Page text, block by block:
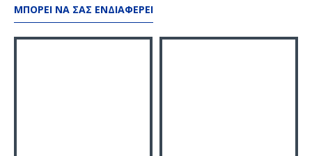
ΜΠΟΡΕΊ ΝΑ ΣΑΣ ΕΝΔΙΑΦΈΡΕΙ